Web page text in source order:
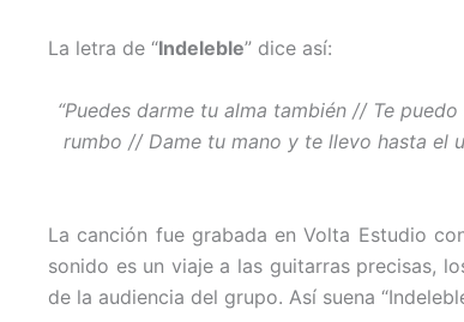
La letra de “Indeleble” dice así:
“Puedes darme tu alma también // Te
rumbo // Dame tu mano y te llevo hasta el
La canción fue grabada en Volta Estudio
sonido es un viaje a las guitarras precisas,
de la audiencia del grupo. Así suena